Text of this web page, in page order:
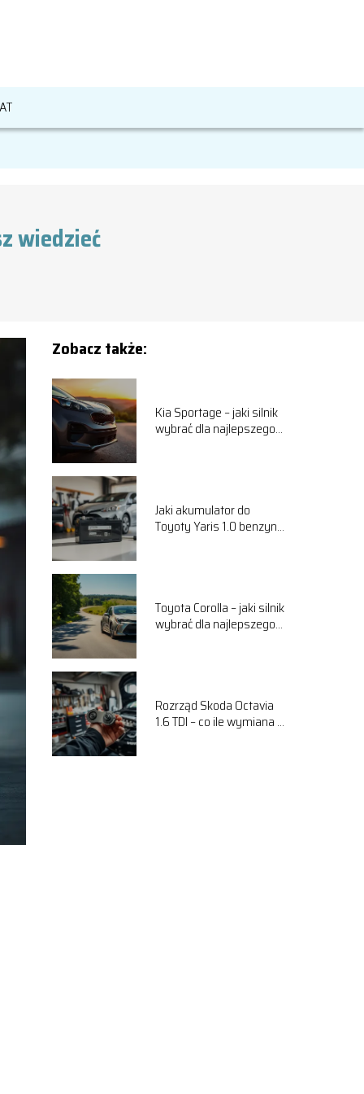
wiedzieć
Zobacz także:
Kia Sportage – jaki silnik
wybrać dla najlepszego
Jaki akumulator do
Toyoty Yaris 1.0 benzyna
Toyota Corolla – jaki silnik
wybrać dla najlepszego
Rozrząd Skoda Octavia
1.6 TDI – co ile wymiana i